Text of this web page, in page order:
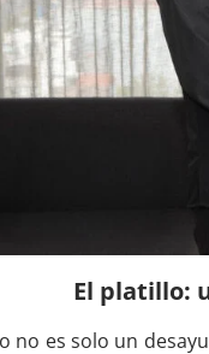
El platillo:
no es solo un